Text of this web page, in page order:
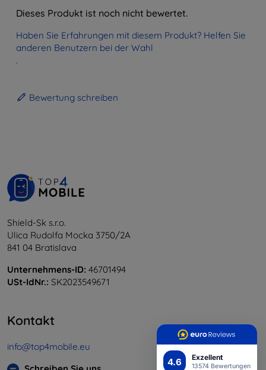
4.6 Exzellent
13574 Bewertungen
Dieses Produkt ist noch nicht bewertet.
Haben Sie Erfahrungen mit diesem Produkt? Helfen Sie
anderen Benutzern bei der Wahl
.
Bewertung schreiben
Shield-Sk s.r.o.
Ulica Rudolfa Mocka 3750/2A
841 04 Bratislava
Unternehmens-ID: 46701494
USt-IdNr.: SK2023549671
Kontakt
info@top4mobile.eu